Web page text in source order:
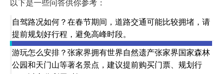
以下是一些问答供你参考：
自驾路况如何？在春节期间，道路交通可能比较拥堵，请
提前规划好行程，避免高峰时段。
游玩怎么安排？张家界拥有世界自然遗产张家界国家森林
公园和天门山等著名景点，建议提前购买门票、规划行